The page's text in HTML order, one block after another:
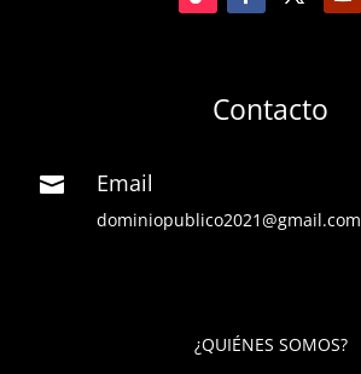
Contacto
 Email
dominiopublico2021@gmail.com
¿QUIÉNES SOMOS?